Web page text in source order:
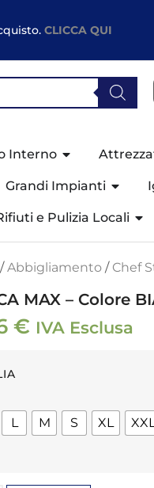
CLICCA QUI
Interno
Grandi Impianti
e Pulizia Locali
/Abbigliamento / Chef
MAX – Colore
€ IVA Esclusa
L M S XL